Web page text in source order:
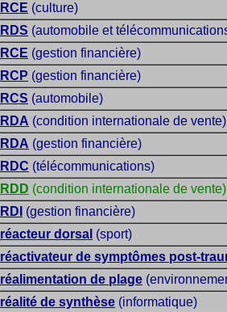
RCE (culture)
RDS (automobile et
RCE (gestion financière)
RCP (gestion financière)
RCS (automobile)
RDA (condition internationale de vente)
RDA (gestion financière)
RDC (télécommunications)
RDD (condition internationale de vente)
RDI (gestion financière)
réacteur dorsal (sport)
réactivateur de symptômes post-
réalimentation de plage
réalité de synthèse (informatique)